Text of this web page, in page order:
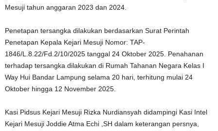
Mesuji tahun anggaran 2023 dan 2024.
Penetapan tersangka dilakukan berdasarkan Surat Perintah
Penetapan Kepala Kejari Mesuji Nomor: TAP-
1846/L.8.22/Fd.2/10/2025 tanggal 24 Oktober 2025. Penahanan
terhadap tersangka dilakukan di Rumah Tahanan Negara Kelas I
Way Hui Bandar Lampung selama 20 hari, terhitung mulai 24
Oktober hingga 12 November 2025.
Kasi Pidsus Kejari Mesuji Rizka Nurdiansyah didampingi Kasi Intel
Kejari Mesuji Joddie Atma Echi ,SH dalam keterangan persnya,